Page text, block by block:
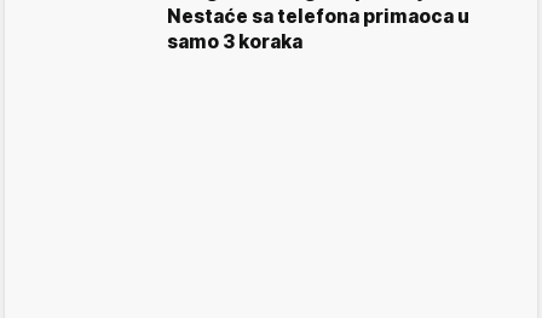
Nestaće sa telefona primaoca u
samo 3 koraka